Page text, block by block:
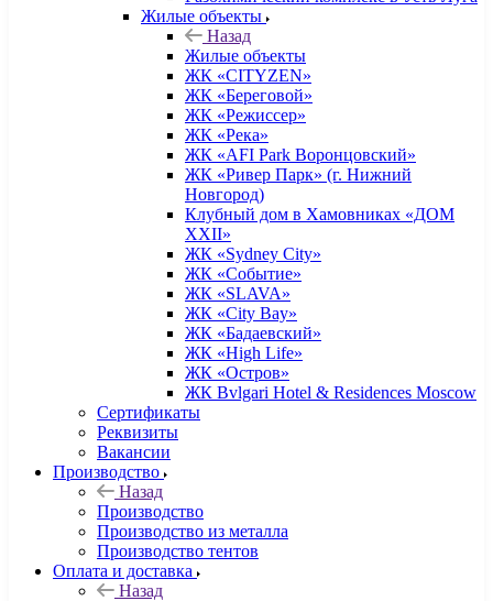
Жилые объекты
Назад
Жилые объекты
ЖК «CITYZEN»
ЖК «Береговой»
ЖК «Режиссер»
ЖК «Река»
ЖК «AFI Park Воронцовский»
ЖК «Ривер Парк» (г. Нижний
Новгород)
Клубный дом в Хамовниках «ДОМ
XXII»
ЖК «Sydney City»
ЖК «Событие»
ЖК «SLAVA»
ЖК «City Bay»
ЖК «Бадаевский»
ЖК «High Life»
ЖК «Остров»
ЖК Bvlgari Hotel & Residences Moscow
Сертификаты
Реквизиты
Вакансии
Производство
Назад
Производство
Производство из металла
Производство тентов
Оплата и доставка
Назад